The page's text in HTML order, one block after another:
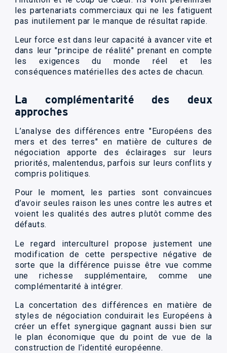
les partenariats commerciaux qui ne les fatiguent
pas inutilement par le manque de résultat rapide.
Leur force est dans leur capacité à avancer vite et
dans leur "principe de réalité" prenant en compte
les exigences du monde réel et les
conséquences matérielles des actes de chacun.
La complémentarité des deux
approches
L’analyse des différences entre "Européens des
mers et des terres" en matière de cultures de
négociation apporte des éclairages sur leurs
priorités, malentendus, parfois sur leurs conflits y
compris politiques.
Pour le moment, les parties sont convaincues
d’avoir seules raison les unes contre les autres et
voient les qualités des autres plutôt comme des
défauts.
Le regard interculturel propose justement une
modification de cette perspective négative de
sorte que la différence puisse être vue comme
une richesse supplémentaire, comme une
complémentarité à intégrer.
La concertation des différences en matière de
styles de négociation conduirait les Européens à
créer un effet synergique gagnant aussi bien sur
le plan économique que du point de vue de la
construction de l’identité européenne.